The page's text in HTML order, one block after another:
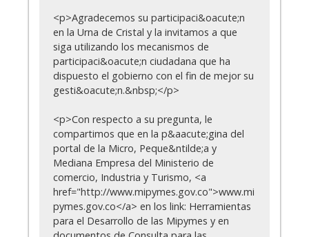
<p>Agradecemos su participaci&oacute;n
en la Urna de Cristal y la invitamos a que
siga utilizando los mecanismos de
participaci&oacute;n ciudadana que ha
dispuesto el gobierno con el fin de mejor su
gesti&oacute;n.&nbsp;</p>
<p>Con respecto a su pregunta, le
compartimos que en la p&aacute;gina del
portal de la Micro, Peque&ntilde;a y
Mediana Empresa del Ministerio de
comercio, Industria y Turismo, <a
href="http://www.mipymes.gov.co">www.mi
pymes.gov.co</a> en los link: Herramientas
para el Desarrollo de las Mipymes y en